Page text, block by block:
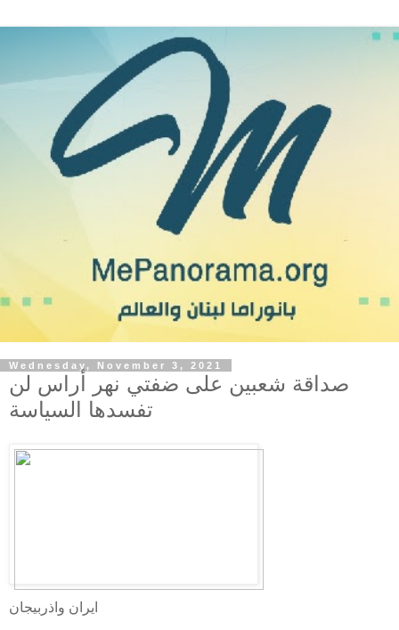
Wednesday, November 3, 2021
صداقة شعبين على ضفتي نهر أراس لن
تفسدها السياسة
ايران واذربيجان